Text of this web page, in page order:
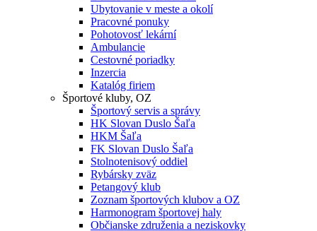
Ubytovanie v meste a okolí
Pracovné ponuky
Pohotovosť lekární
Ambulancie
Cestovné poriadky
Inzercia
Katalóg firiem
Športové kluby, OZ
Športový servis a správy
HK Slovan Duslo Šaľa
HKM Šaľa
FK Slovan Duslo Šaľa
Stolnotenisový oddiel
Rybársky zväz
Petangový klub
Zoznam športových klubov a OZ
Harmonogram športovej haly
Občianske združenia a neziskovky